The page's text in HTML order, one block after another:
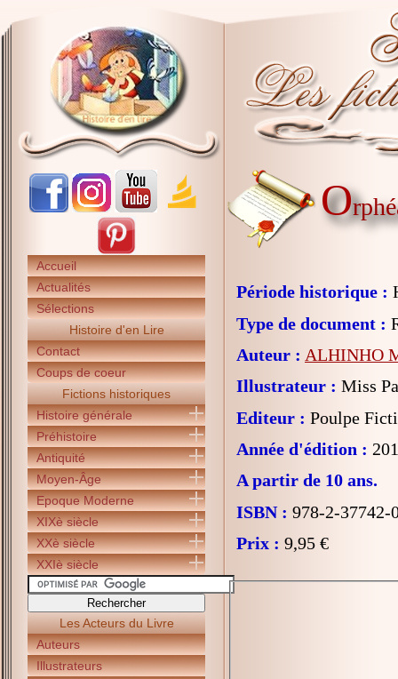
Accueil
Actualités
Sélections
Histoire d'en Lire
Contact
Coups de coeur
Fictions historiques
Histoire générale
Préhistoire
Antiquité
Moyen-Âge
Epoque Moderne
XIXè siècle
XXè siècle
XXIè siècle
Les Acteurs du Livre
Auteurs
Illustrateurs
O
Période historique :
Type de document :
Auteur : ALHINHO
Illustrateur : Miss
Editeur : Poulpe
Année d'édition :
A partir de 10 ans.
ISBN : 978-2-37742-
Prix : 9,95 €